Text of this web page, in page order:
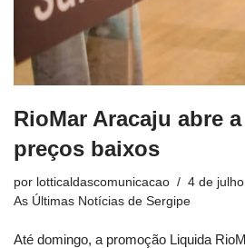
RioMar Aracaju abre
preços baixos
por lotticaldascomunicacao
4 de
As Últimas Notícias de Sergipe
Até domingo, a promoção Liquida